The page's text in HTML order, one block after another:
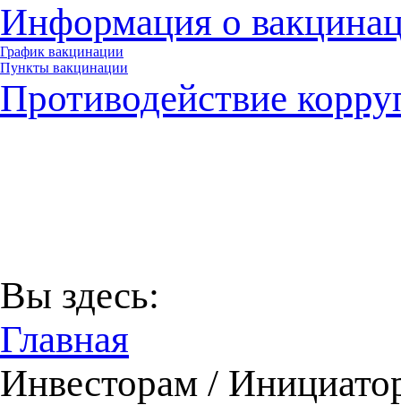
Информация о
График вакцинации
Пункты вакцинации
Противодействие
Вы здесь:
Главная
Инвесторам /